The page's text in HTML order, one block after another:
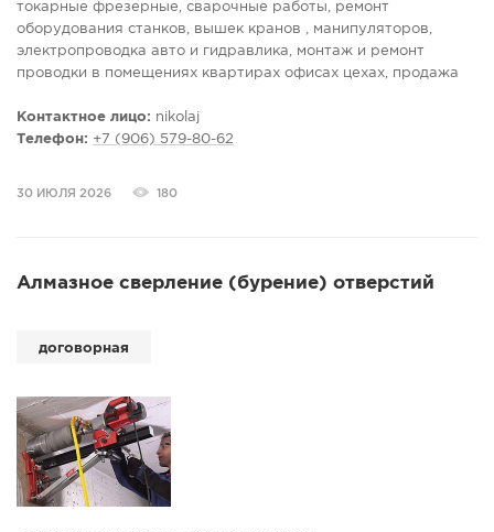
токарные фрезерные, сварочные работы, ремонт
оборудования станков, вышек кранов , манипуляторов,
электропроводка авто и гидравлика, монтаж и ремонт
проводки в помещениях квартирах офисах цехах, продажа
радиотехники и пром. оборудования , платы, блоки, питания,
реле, пускатели так же бензо инструменты, генераторы,
немного подгнили крылья под кабиной , сама кабина не битая
не гнилая , один хозяин. выпуск 2003год пробег около 100
Контактное лицо: nikolaj
Телефон: +7 (906) 579-80-62
30 ИЮЛЯ 2026 180
Алмазное сверление (бурение) отверстий
договорная